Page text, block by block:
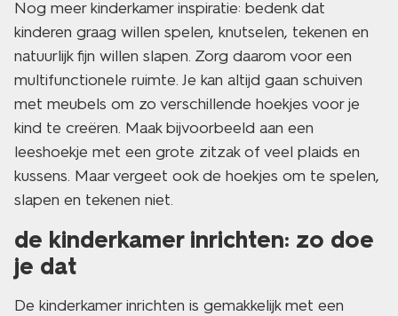
Nog meer kinderkamer inspiratie: bedenk dat
kinderen graag willen spelen, knutselen, tekenen en
natuurlijk fijn willen slapen. Zorg daarom voor een
multifunctionele ruimte. Je kan altijd gaan schuiven
met meubels om zo verschillende hoekjes voor je
kind te creëren. Maak bijvoorbeeld aan een
leeshoekje met een grote zitzak of veel plaids en
kussens. Maar vergeet ook de hoekjes om te spelen,
slapen en tekenen niet.
de kinderkamer inrichten: zo doe
je dat
De kinderkamer inrichten is gemakkelijk met een